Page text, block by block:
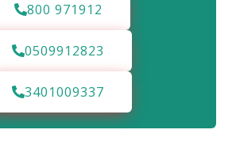
800 971912
0509912823
3401009337